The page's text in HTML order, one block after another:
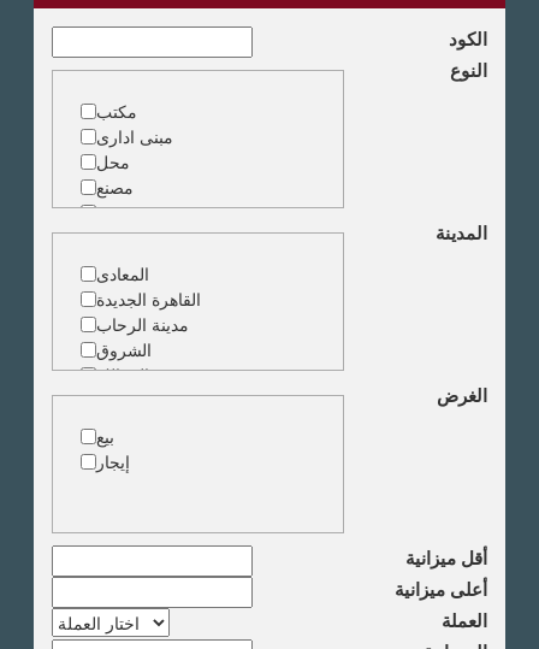
الكود
النوع
مكتب
مبنى ادارى
محل
مصنع
مخزن
ارض خدمات
المدينة
المعادى
القاهرة الجديدة
مدينة الرحاب
الشروق
الزمالك
جاردن سيتى
دقى
المهندسين
الجيزة
وسط البلد
مصر الجديدة
مدينة نصر
السادس من اكتوبر
الشيخ زايد
الغرض
بيع
إيجار
أقل ميزانية
أعلى ميزانية
العملة